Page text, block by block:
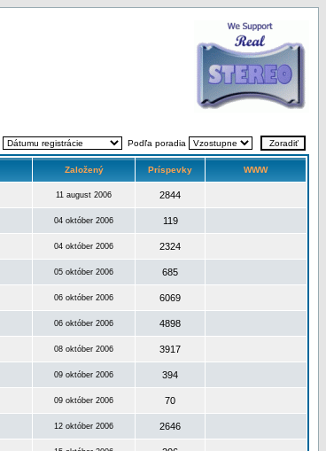
Podľa poradia
Založený Príspevky WWW
11 august 2006 2844
04 október 2006 119
04 október 2006 2324
05 október 2006 685
06 október 2006 6069
06 október 2006 4898
08 október 2006 3917
09 október 2006 394
09 október 2006 70
12 október 2006 2646